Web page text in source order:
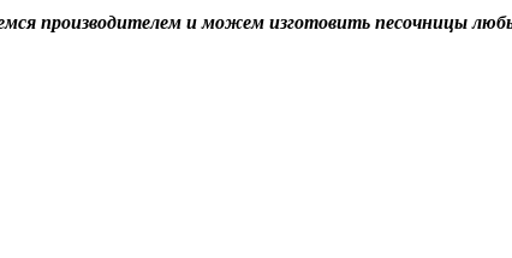
производителем и можем изготовить песочницы